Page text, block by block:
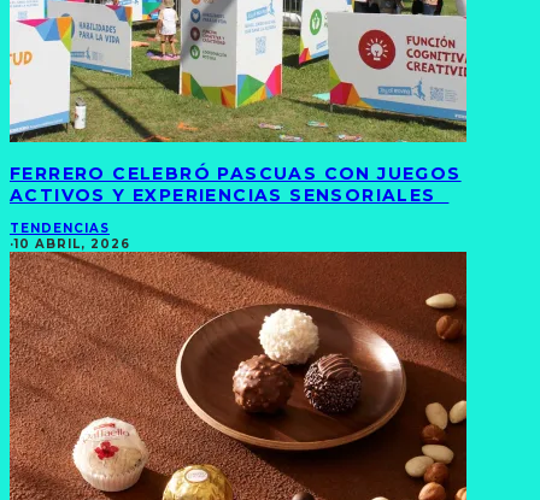
FERRERO CELEBRÓ PASCUAS CON JUEGOS
ACTIVOS Y EXPERIENCIAS SENSORIALES
TENDENCIAS
·10 ABRIL, 2026